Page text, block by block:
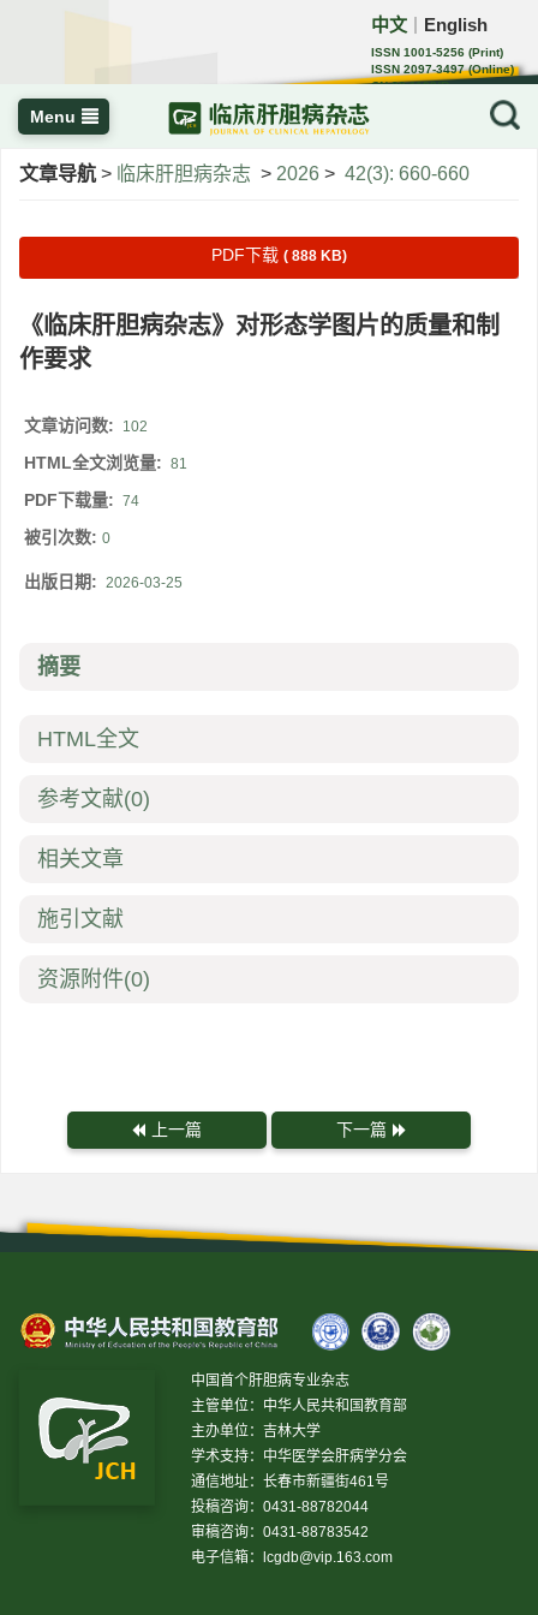
中文 English
ISSN 1001-5256 (Print)
ISSN 2097-3497 (Online)
CN 22-1108/R
Menu
文章导航 > 临床肝胆病杂志 > 2026 > 42(3): 660-660
PDF下载 ( 888 KB)
《临床肝胆病杂志》对形态学图片的质量和制
作要求
文章访问数: 102
HTML全文浏览量: 81
PDF下载量: 74
被引次数: 0
出版日期: 2026-03-25
摘要
HTML全文
参考文献(0)
相关文章
施引文献
资源附件(0)
上一篇 下一篇
中国首个肝胆病专业杂志
主管单位：中华人民共和国教育部
主办单位：吉林大学
学术支持：中华医学会肝病学分会
通信地址：长春市新疆街461号
投稿咨询：0431-88782044
审稿咨询：0431-88783542
电子信箱：
lcgdb@vip.163.com